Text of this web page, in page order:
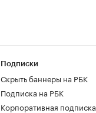
Подписки
Скрыть баннеры на РБК
Подписка на РБК
Корпоративная подписка